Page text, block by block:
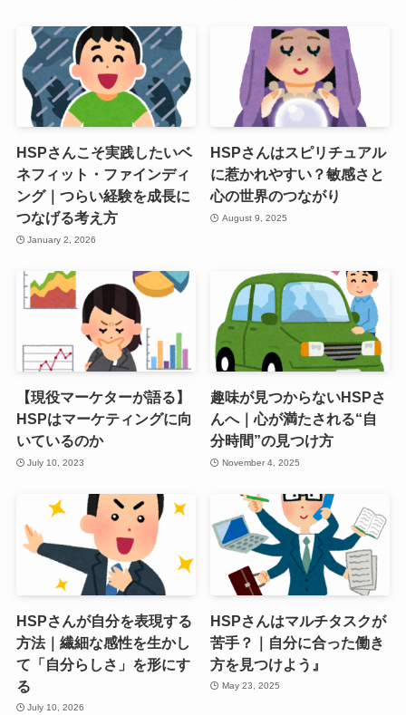
HSPさんこそ実践したいベ
ネフィット・ファインディ
ング｜つらい経験を成長に
つなげる考え方
January 2, 2026
HSPさんはスピリチュアル
に惹かれやすい？敏感さと
心の世界のつながり
August 9, 2025
【現役マーケターが語る】
HSPはマーケティングに向
いているのか
July 10, 2023
趣味が見つからないHSPさ
んへ｜心が満たされる“自
分時間”の見つけ方
November 4, 2025
HSPさんが自分を表現する
方法｜繊細な感性を生かし
て「自分らしさ」を形にす
る
July 10, 2026
HSPさんはマルチタスクが
苦手？｜自分に合った働き
方を見つけよう』
May 23, 2025